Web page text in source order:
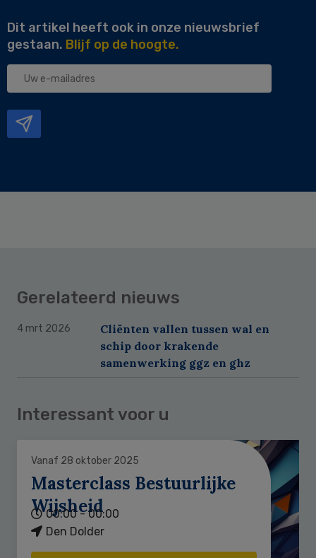
Dit artikel heeft ook in onze nieuwsbrief
gestaan. Blijf op de hoogte.
Uw
Gerelateerd nieuws
4 mrt 2026
Cliënten vallen tussen wal en
schip door krakende
samenwerking ggz en ghz
Interessant voor u
Vanaf 28 oktober 2025
Masterclass Bestuurlijke
Wijsheid
00:00 - 00:00
Den Dolder